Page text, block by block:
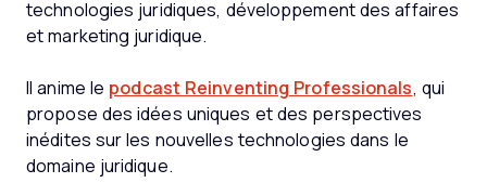
technologies juridiques, développement des affaires
et marketing juridique.
Il anime le podcast Reinventing Professionals, qui
propose des idées uniques et des perspectives
inédites sur les nouvelles technologies dans le
domaine juridique.